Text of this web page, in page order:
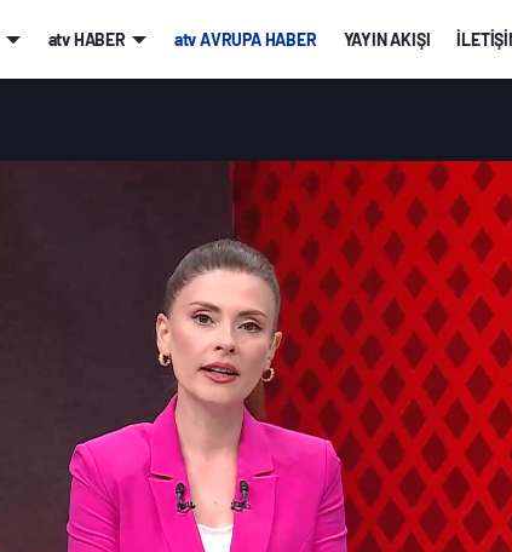
atv HABER atv AVRUPA HABER YAYIN AKIŞI